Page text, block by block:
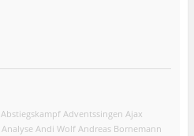
Abstiegskampf Adventssingen Ajax
Analyse Andi Wolf Andreas Bornemann